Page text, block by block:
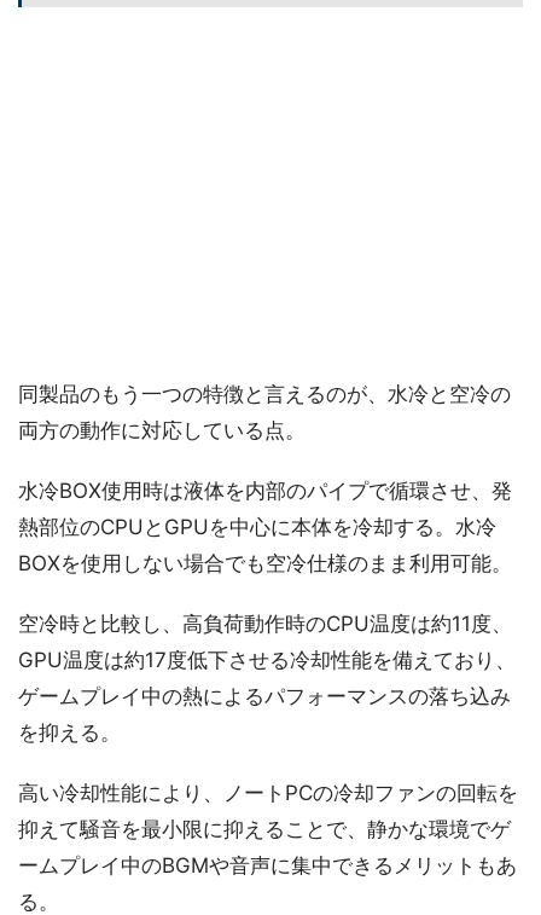
同製品のもう一つの特徴と言えるのが、水冷と空冷の
両方の動作に対応している点。
水冷BOX使用時は液体を内部のパイプで循環させ、発
熱部位のCPUとGPUを中心に本体を冷却する。水冷
BOXを使用しない場合でも空冷仕様のまま利用可能。
空冷時と比較し、高負荷動作時のCPU温度は約11度、
GPU温度は約17度低下させる冷却性能を備えており、
ゲームプレイ中の熱によるパフォーマンスの落ち込み
を抑える。
高い冷却性能により、ノートPCの冷却ファンの回転を
抑えて騒音を最小限に抑えることで、静かな環境でゲ
ームプレイ中のBGMや音声に集中できるメリットもあ
る。